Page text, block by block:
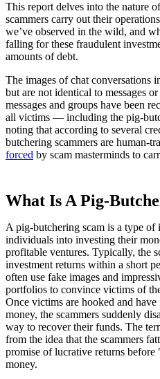
This report delves into the nature
scammers carry out their
we’ve observed in the wild, and
falling for these fraudulent
amounts of debt.
The images of chat conversations
but are not identical to messages
messages and groups have been
all victims — including the pig-
noting that according to several
butchering scammers are human-
forced by scam masterminds to
What Is A Pig-
A pig-butchering scam is a type of
individuals into investing their
profitable ventures. Typically, the
investment returns within a short
often use fake images and
portfolios to convince victims of
Once victims are hooked and
money, the scammers suddenly
way to recover their funds. The
from the idea that the scammers
promise of lucrative returns
money.